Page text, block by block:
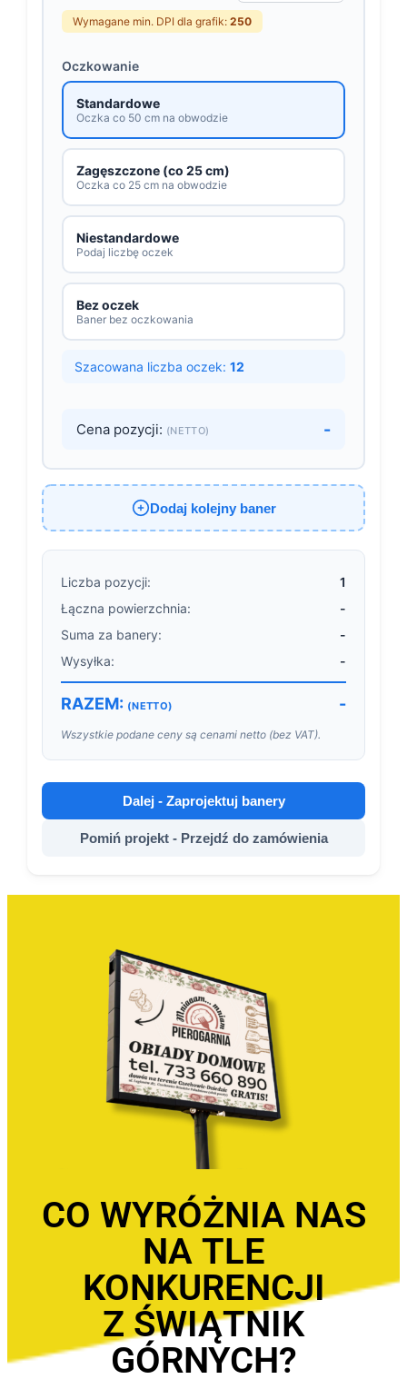
Wymagane min. DPI dla grafik: 250
Oczkowanie
Standardowe
Oczka co 50 cm na obwodzie
Zagęszczone (co 25 cm)
Oczka co 25 cm na obwodzie
Niestandardowe
Podaj liczbę oczek
Bez oczek
Baner bez oczkowania
Szacowana liczba oczek: 12
Cena pozycji: (NETTO) -
Dodaj kolejny baner
Liczba pozycji:
1
Łączna powierzchnia:
-
Suma za banery:
-
Wysyłka:
-
RAZEM: (NETTO) -
Wszystkie podane ceny są cenami netto (bez VAT).
Dalej - Zaprojektuj banery
Pomiń projekt - Przejdź do zamówienia
CO WYRÓŻNIA NAS
NA TLE
KONKURENCJI
Z ŚWIĄTNIK
GÓRNYCH?